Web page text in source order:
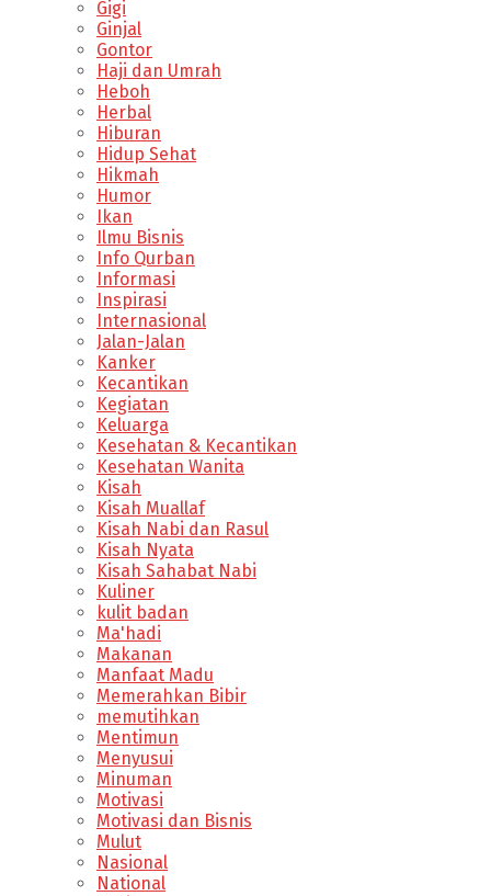
Gigi
Ginjal
Gontor
Haji dan Umrah
Heboh
Herbal
Hiburan
Hidup Sehat
Hikmah
Humor
Ikan
Ilmu Bisnis
Info Qurban
Informasi
Inspirasi
Internasional
Jalan-Jalan
Kanker
Kecantikan
Kegiatan
Keluarga
Kesehatan & Kecantikan
Kesehatan Wanita
Kisah
Kisah Muallaf
Kisah Nabi dan Rasul
Kisah Nyata
Kisah Sahabat Nabi
Kuliner
kulit badan
Ma'hadi
Makanan
Manfaat Madu
Memerahkan Bibir
memutihkan
Mentimun
Menyusui
Minuman
Motivasi
Motivasi dan Bisnis
Mulut
Nasional
National